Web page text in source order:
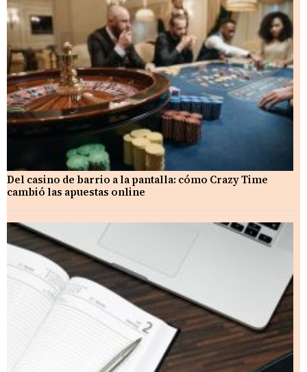
Del casino de barrio a la pantalla: cómo Crazy Time
cambió las apuestas online